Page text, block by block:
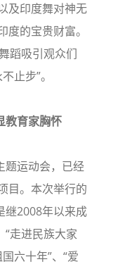
及印度舞对神无
度的宝贵财富。
蹈吸引观众们
止步”。
育家胸怀
运动会，已经
目。本次举行的
继2008年以来成
“走进民族大家
六十年”、“爱